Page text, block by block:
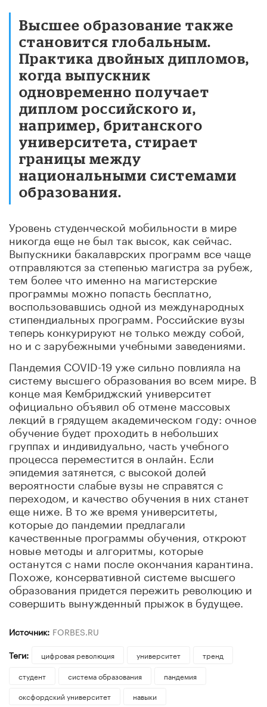
Высшее образование также
становится глобальным.
Практика двойных дипломов,
когда выпускник
одновременно получает
диплом российского и,
например, британского
университета, стирает
границы между
национальными системами
образования.
Уровень студенческой мобильности в мире
никогда еще не был так высок, как сейчас.
Выпускники бакалаврских программ все чаще
отправляются за степенью магистра за рубеж,
тем более что именно на магистерские
программы можно попасть бесплатно,
воспользовавшись одной из международных
стипендиальных программ. Российские вузы
теперь конкурируют не только между собой,
но и с зарубежными учебными заведениями.
Пандемия COVID-19 уже сильно повлияла на
систему высшего образования во всем мире. В
конце мая Кембриджский университет
официально объявил об отмене массовых
лекций в грядущем академическом году: очное
обучение будет проходить в небольших
группах и индивидуально, часть учебного
процесса переместится в онлайн. Если
эпидемия затянется, с высокой долей
вероятности слабые вузы не справятся с
переходом, и качество обучения в них станет
еще ниже. В то же время университеты,
которые до пандемии предлагали
качественные программы обучения, откроют
новые методы и алгоритмы, которые
останутся с нами после окончания карантина.
Похоже, консервативной системе высшего
образования придется пережить революцию и
совершить вынужденный прыжок в будущее.
Источник: FORBES.RU
Теги:
цифровая революция университет
тренд
студент
система образования
пандемия
оксфордский университет
навыки